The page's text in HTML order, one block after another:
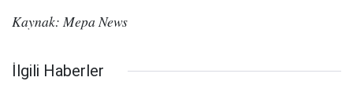
Kaynak: Mepa News
İlgili Haberler